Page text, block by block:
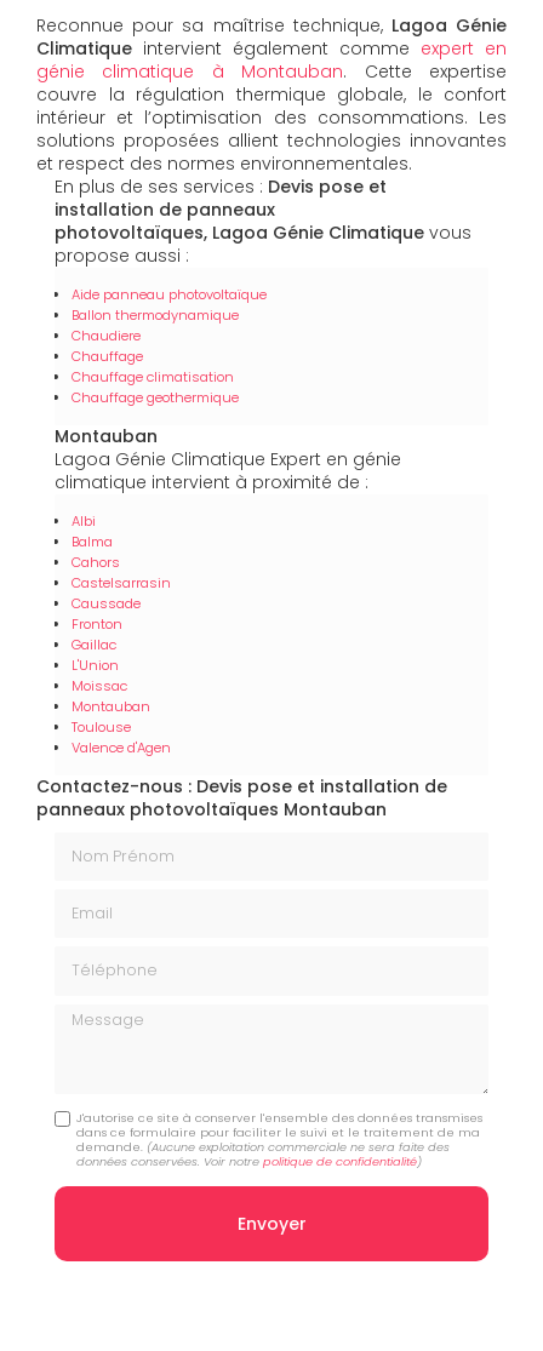
Reconnue pour sa maîtrise technique, Lagoa Génie
Climatique intervient également comme expert en
génie climatique à Montauban. Cette expertise
couvre la régulation thermique globale, le confort
intérieur et l’optimisation des consommations. Les
solutions proposées allient technologies innovantes
et respect des normes environnementales.
En plus de ses services : Devis pose et
installation de panneaux
photovoltaïques, Lagoa Génie Climatique vous
propose aussi :
Aide panneau photovoltaïque
Ballon thermodynamique
Chaudiere
Chauffage
Chauffage climatisation
Chauffage geothermique
Montauban
Lagoa Génie Climatique Expert en génie
climatique intervient à proximité de :
Albi
Balma
Cahors
Castelsarrasin
Caussade
Fronton
Gaillac
L'Union
Moissac
Montauban
Toulouse
Valence d'Agen
Contactez-nous : Devis pose et installation de
panneaux photovoltaïques Montauban
Message
J'autorise ce site à conserver l'ensemble des données transmises
dans ce formulaire pour faciliter le suivi et le traitement de ma
demande. (Aucune exploitation commerciale ne sera faite des
données conservées. Voir notrepolitique de confidentialité)